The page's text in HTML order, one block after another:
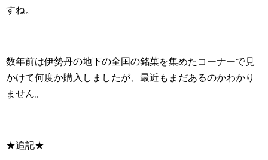
すね。
数年前は伊勢丹の地下の全国の銘菓を集めたコーナーで見
かけて何度か購入しましたが、 最近もまだあるのかわかり
ません。
★追記★